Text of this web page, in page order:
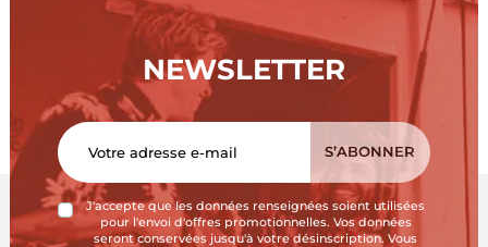
NEWSLETTER
J'accepte que les données renseignées soient utilisées
pour l'envoi d'offres promotionnelles. Vos données
seront conservées jusqu'à votre désinscription. Vous